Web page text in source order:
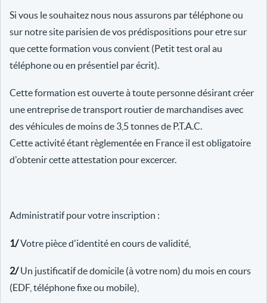
Si vous le souhaitez nous nous assurons par téléphone ou
sur notre site parisien de vos prédispositions pour etre sur
que cette formation vous convient (Petit test oral au
téléphone ou en présentiel par écrit).
Cette formation est ouverte à toute personne désirant créer
une entreprise de transport routier de marchandises avec
des véhicules de moins de 3,5 tonnes de P.T.A.C.
Cette activité étant règlementée en France il est obligatoire
d'obtenir cette attestation pour excercer.
Administratif pour votre inscription :
1/Votre pièce d'identité en cours de validité,
2/Un justificatif de domicile (à votre nom) du mois en cours
(EDF, téléphone fixe ou mobile),